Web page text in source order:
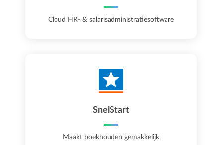
Cloud HR- & salarisadministratiesoftware
SnelStart
Maakt boekhouden gemakkelijk